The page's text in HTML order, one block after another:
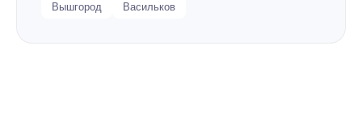
Вышгород
Васильков